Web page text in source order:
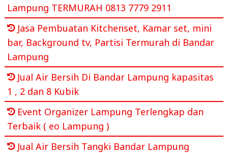
Lampung TERMURAH 0813 7779 2911
Jasa Pembuatan Kitchenset, Kamar set, mini
bar, Background tv, Partisi Termurah di Bandar
Lampung
Jual Air Bersih Di Bandar Lampung kapasitas
1 , 2 dan 8 Kubik
Event Organizer Lampung Terlengkap dan
Terbaik ( eo Lampung )
Jual Air Bersih Tangki Bandar Lampung